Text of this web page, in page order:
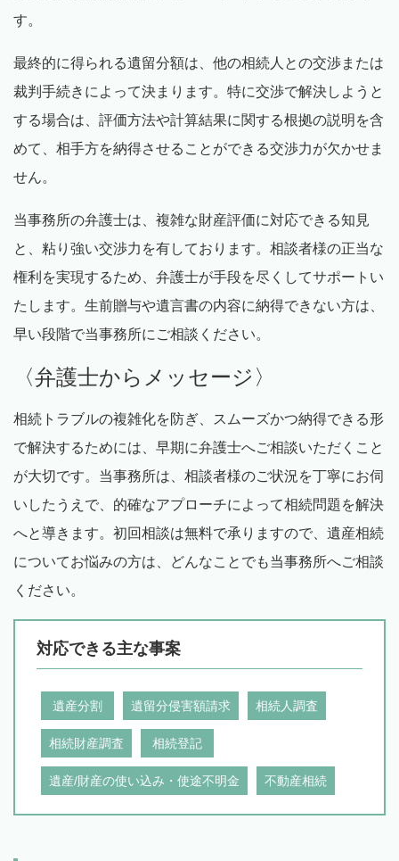
す。
最終的に得られる遺留分額は、他の相続人との交渉または
裁判手続きによって決まります。特に交渉で解決しようと
する場合は、評価方法や計算結果に関する根拠の説明を含
めて、相手方を納得させることができる交渉力が欠かせま
せん。
当事務所の弁護士は、複雑な財産評価に対応できる知見
と、粘り強い交渉力を有しております。相談者様の正当な
権利を実現するため、弁護士が手段を尽くしてサポートい
たします。生前贈与や遺言書の内容に納得できない方は、
早い段階で当事務所にご相談ください。
〈弁護士からメッセージ〉
相続トラブルの複雑化を防ぎ、スムーズかつ納得できる形
で解決するためには、早期に弁護士へご相談いただくこと
が大切です。当事務所は、相談者様のご状況を丁寧にお伺
いしたうえで、的確なアプローチによって相続問題を解決
へと導きます。初回相談は無料で承りますので、遺産相続
についてお悩みの方は、どんなことでも当事務所へご相談
ください。
対応できる主な事案
遺産分割 遺留分侵害額請求 相続人調査
相続財産調査 相続登記
遺産/財産の使い込み・使途不明金 不動産相続